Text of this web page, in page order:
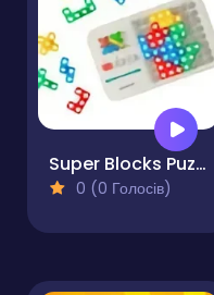
Super Blocks Puzzle
0 (0 Голосів)